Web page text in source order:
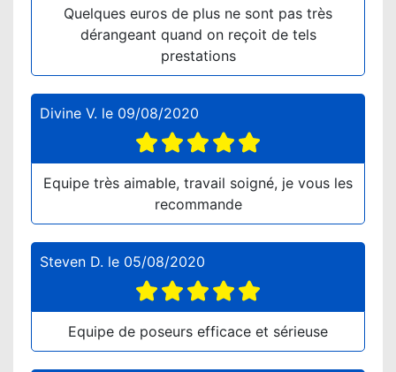
Quelques euros de plus ne sont pas très
dérangeant quand on reçoit de tels
prestations
Divine V. le 09/08/2020
Equipe très aimable, travail soigné, je vous les
recommande
Steven D. le 05/08/2020
Equipe de poseurs efficace et sérieuse